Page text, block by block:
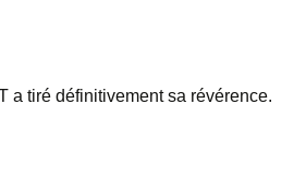
a tiré définitivement sa révérence.